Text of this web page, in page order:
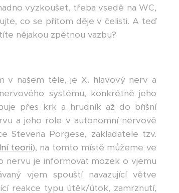
vyzkoušet, třeba vsedě na WC,
co se přitom děje v čelisti. A teď
nějakou zpětnou vazbu?
v našem těle, je X. hlavový nerv a
systému, konkrétně jeho
přes krk a hrudník až do břišní
a jeho role v autonomní nervové
Stevena Porgese, zakladatele tzv.
teorii), na tomto místě můžeme ve
nervu je informovat mozek o vjemu
vjem spouští navazující větve
reakce typu útěk/útok, zamrznutí,